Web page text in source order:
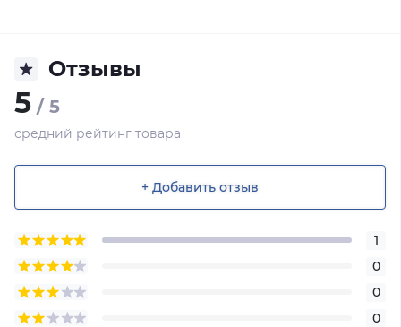
Отзывы
5 / 5
средний рейтинг товара
+ Добавить отзыв
1
0
0
0